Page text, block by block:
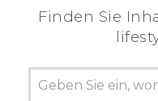
Finden Sie